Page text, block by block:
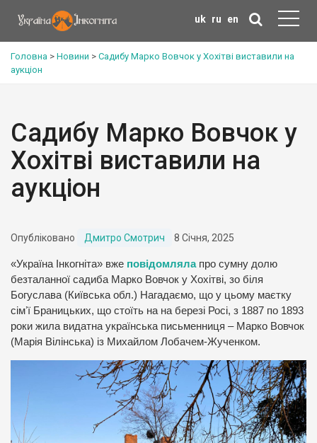
uk ru en
Головна > Новини > Садибу Марко Вовчок у Хохітві виставили на
аукціон
Садибу Марко Вовчок у
Хохітві виставили на
аукціон
Опубліковано Дмитро Смотрич 8 Січня, 2025
«Україна Інкогніта» вже повідомлялапро сумну долю
безталанної садиба Марко Вовчок у Хохітві, зо біля
Богуслава (Київська обл.) Нагадаємо, що у цьому маєтку
сімʼї Браницьких, що стоїть на на березі Росі, з 1887 по 1893
роки жила видатна українська письменниця – Марко Вовчок
(Марія Вілінська) із Михайлом Лобачем-Жученком.